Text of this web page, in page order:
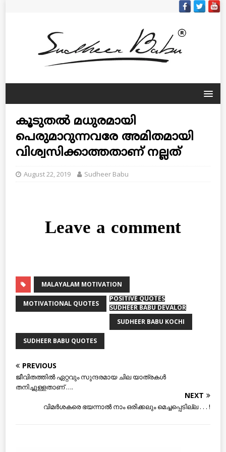
കൂടുതല്‍ മധുരമായി
പെരുമാറുന്നവരേ അമിതമായി
വിശ്വസിക്കാത്തതാണ് നല്ലത്
August 22, 2019 Sudheer Babu
Leave a comment
MALAYALAM MOTIVATION
MOTIVATIONAL QUOTES
POSITIVE QUOTES
SUDHEER BABU DEVALOR
SUDHEER BABU KOCHI
SUDHEER BABU QUOTES
PREVIOUS
ജീവിതത്തില്‍ ഏറ്റവും സുന്ദരമായ ചില യാത്രകള്‍
തനിച്ചുള്ളതാണ് ….
NEXT
വിമര്‍ശകരെ ഭയന്നാല്‍ നാം ഒരിക്കലും മെച്ചപ്പെടില്ല . . . !